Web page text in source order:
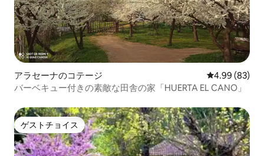
アラセーナのコテージ レビュー83
4.99 (83)
バーベキュー付きの素敵な田舎の家「HUERTA EL CANO」
ゲストチョイス
ゲストチョイス